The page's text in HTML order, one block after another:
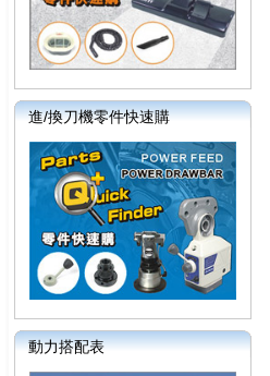
進/換刀機零件快速購
動力搭配表